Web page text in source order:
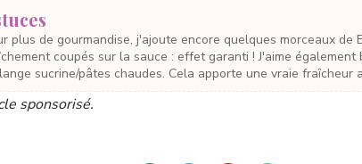
coupés sur la sauce : effet garanti ! J'aime également
sucrine/pâtes chaudes. Cela apporte une vraie fraîcheur
sponsorisé.